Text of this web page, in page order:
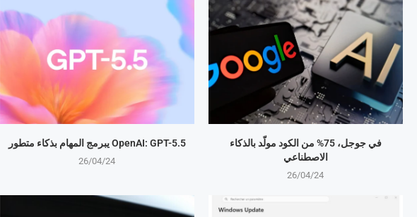
OpenAI: GPT-5.5 يبرمج المهام بذكاء متطور
26/04/24
في جوجل، 75% من الكود مولّد بالذكاء
الاصطناعي
26/04/24